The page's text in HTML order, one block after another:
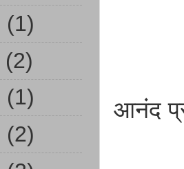
आनंद
(1)
(2)
(1)
(2)